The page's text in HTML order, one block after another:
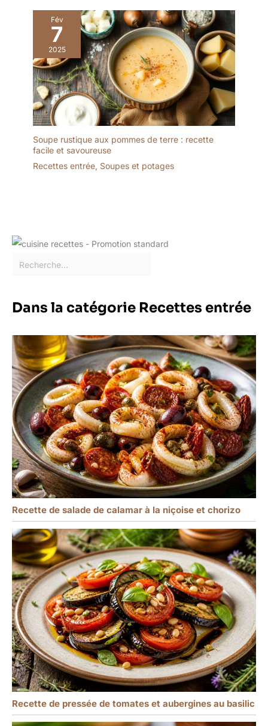
Fév
7
2025
Soupe rustique aux pommes de terre : recette
facile et savoureuse
Recettes entrée, Soupes et potages
Dans la catégorie Recettes entrée
Recette de salade de calamar à la niçoise et chorizo
Recette de pressée de tomates et aubergines au basilic